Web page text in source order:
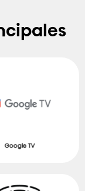
Google TV